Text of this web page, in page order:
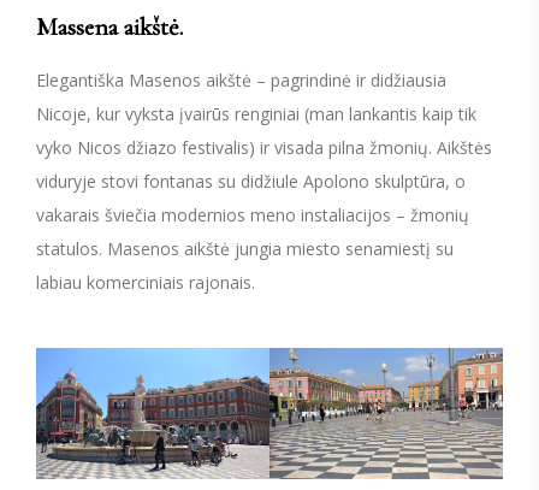
Massena aikštė.
Elegantiška Masenos aikštė – pagrindinė ir didžiausia
Nicoje, kur vyksta įvairūs renginiai (man lankantis kaip tik
vyko Nicos džiazo festivalis) ir visada pilna žmonių. Aikštės
viduryje stovi fontanas su didžiule Apolono skulptūra, o
vakarais šviečia modernios meno instaliacijos – žmonių
statulos. Masenos aikštė jungia miesto senamiestį su
labiau komerciniais rajonais.